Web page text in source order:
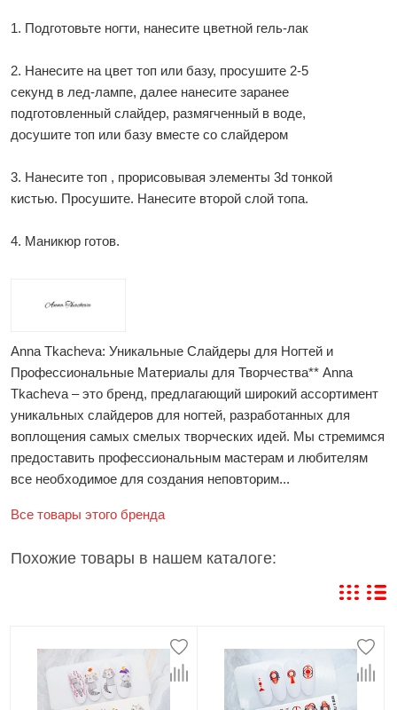
1. Подготовьте ногти, нанесите цветной гель-лак
2. Нанесите на цвет топ или базу, просушите 2-5
секунд в лед-лампе, далее нанесите заранее
подготовленный слайдер, размягченный в воде,
досушите топ или базу вместе со слайдером
3. Нанесите топ , прорисовывая элементы 3d тонкой
кистью. Просушите. Нанесите второй слой топа.
4. Маникюр готов.
Anna Tkacheva: Уникальные Слайдеры для Ногтей и
Профессиональные Материалы для Творчества** Anna
Tkacheva – это бренд, предлагающий широкий ассортимент
уникальных слайдеров для ногтей, разработанных для
воплощения самых смелых творческих идей. Мы стремимся
предоставить профессиональным мастерам и любителям
все необходимое для создания неповторим...
Все товары этого бренда
Похожие товары в нашем каталоге: